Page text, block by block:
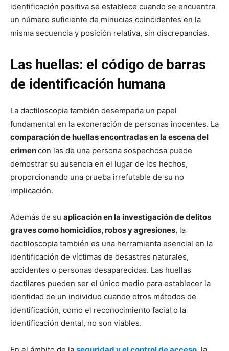
identificación positiva se establece cuando se encuentra
un número suficiente de minucias coincidentes en la
misma secuencia y posición relativa, sin discrepancias.
Las huellas: el código de barras
de identificación humana
La dactiloscopia también desempeña un papel
fundamental en la exoneración de personas inocentes. La
comparación de huellas encontradas en la escena del
crimencon las de una persona sospechosa puede
demostrar su ausencia en el lugar de los hechos,
proporcionando una prueba irrefutable de su no
implicación.
Además de su aplicación en la investigación de delitos
graves como homicidios, robos y agresiones, la
dactiloscopia también es una herramienta esencial en la
identificación de víctimas de desastres naturales,
accidentes o personas desaparecidas. Las huellas
dactilares pueden ser el único medio para establecer la
identidad de un individuo cuando otros métodos de
identificación, como el reconocimiento facial o la
identificación dental, no son viables.